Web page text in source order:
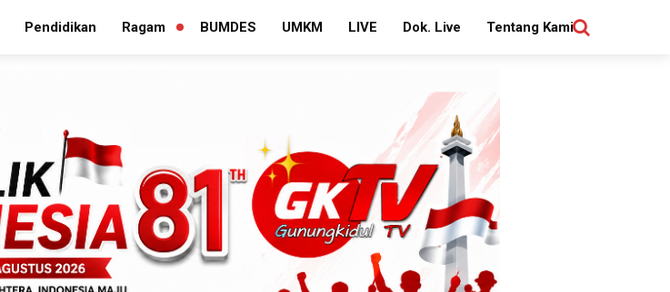
Pendidikan Ragam
PERLUAS
BUMDES UMKM LIVE Dok. Live Tentang Kami
SEARCH